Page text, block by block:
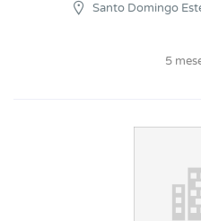
Santo Domingo
5